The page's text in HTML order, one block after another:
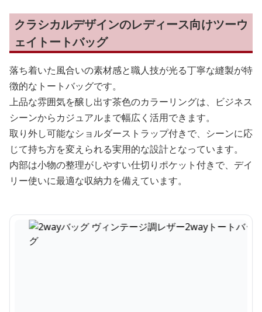
クラシカルデザインのレディース向けツーウ
ェイトートバッグ
落ち着いた風合いの素材感と職人技が光る丁寧な縫製が特
徴的なトートバッグです。
上品な雰囲気を醸し出す茶色のカラーリングは、ビジネス
シーンからカジュアルまで幅広く活用できます。
取り外し可能なショルダーストラップ付きで、シーンに応
じて持ち方を変えられる実用的な設計となっています。
内部は小物の整理がしやすい仕切りポケット付きで、デイ
リー使いに最適な収納力を備えています。